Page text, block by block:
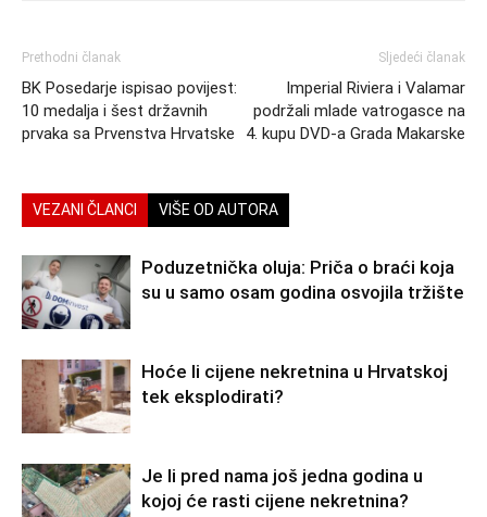
Prethodni članak
BK Posedarje ispisao povijest:
10 medalja i šest državnih
prvaka sa Prvenstva Hrvatske
Sljedeći članak
Imperial Riviera i Valamar
podržali mlade vatrogasce na
4. kupu DVD-a Grada Makarske
VEZANI ČLANCI VIŠE OD AUTORA
Poduzetnička oluja: Priča o braći koja
su u samo osam godina osvojila tržište
Hoće li cijene nekretnina u Hrvatskoj
tek eksplodirati?
Je li pred nama još jedna godina u
kojoj će rasti cijene nekretnina?